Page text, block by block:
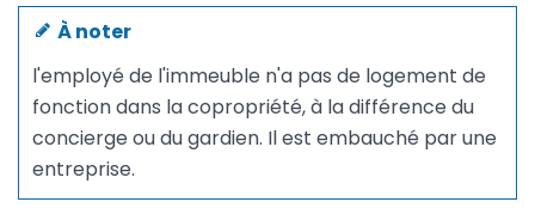
À noter
l'employé de l'immeuble n'a pas de logement de
fonction dans la copropriété, à la différence du
concierge ou du gardien. Il est embauché par une
entreprise.